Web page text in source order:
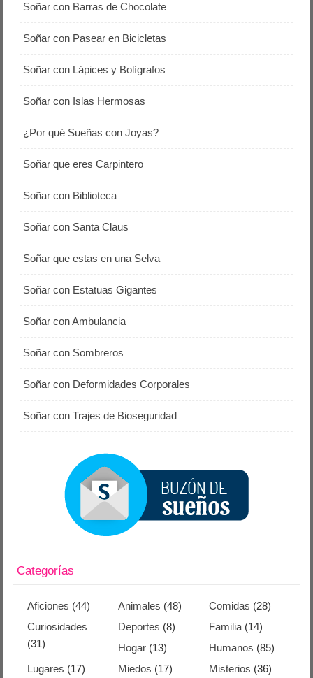
Soñar con Barras de Chocolate
Soñar con Pasear en Bicicletas
Soñar con Lápices y Bolígrafos
Soñar con Islas Hermosas
¿Por qué Sueñas con Joyas?
Soñar que eres Carpintero
Soñar con Biblioteca
Soñar con Santa Claus
Soñar que estas en una Selva
Soñar con Estatuas Gigantes
Soñar con Ambulancia
Soñar con Sombreros
Soñar con Deformidades Corporales
Soñar con Trajes de Bioseguridad
Categorías
Aficiones (44) Animales (48) Comidas (28)
Curiosidades
(31)
Deportes (8) Familia(14)
Hogar (13) Humanos (85)
Lugares (17) Miedos (17) Misterios (36)